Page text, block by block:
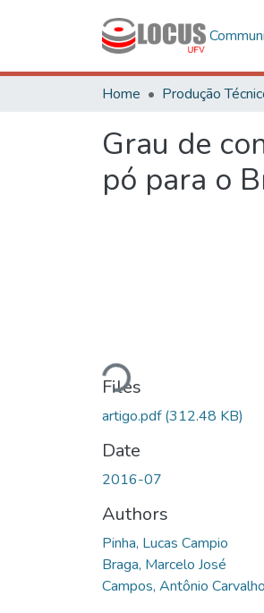
Home Produção
Grau de
pó para o
Loading...
Files
artigo.pdf(312.48 KB)
Date
2016-07
Authors
Pinha, Lucas Campio
Braga, Marcelo José
Campos, Antônio Carvalho